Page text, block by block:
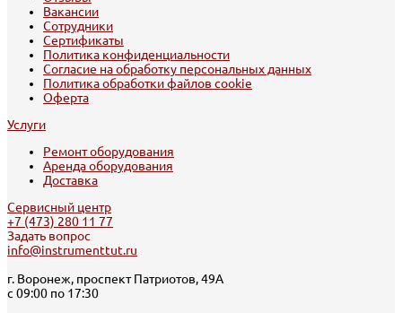
Вакансии
Сотрудники
Сертификаты
Политика конфиденциальности
Согласие на обработку персональных данных
Политика обработки файлов cookie
Оферта
Услуги
Ремонт оборудования
Аренда оборудования
Доставка
Сервисный центр
+7 (473) 280 11 77
Задать вопрос
info@instrumenttut.ru
г. Воронеж, проспект Патриотов, 49А
с 09:00 по 17:30